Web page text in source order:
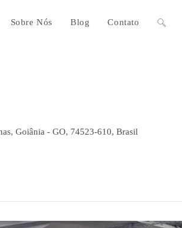
Sobre Nós Blog Contato Alternar
Goiânia - GO, 74523-610, Brasil